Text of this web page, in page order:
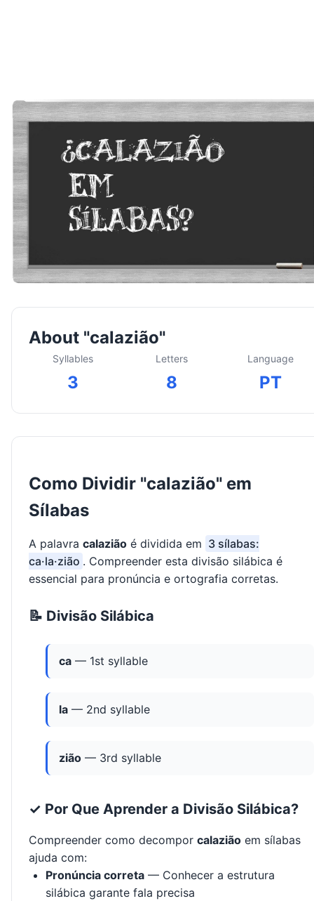
About "calazião"
Syllables
3
Letters
8
Language
PT
Como Dividir "calazião" em
Sílabas
A palavra calazião é dividida em 3 sílabas:
ca·la·zião . Compreender esta divisão silábica é
essencial para pronúncia e ortografia corretas.
📝 Divisão Silábica
ca — 1st syllable
la — 2nd syllable
zião — 3rd syllable
✓ Por Que Aprender a Divisão Silábica?
Compreender como decompor calazião em sílabas
ajuda com:
Pronúncia correta — Conhecer a estrutura
silábica garante fala precisa